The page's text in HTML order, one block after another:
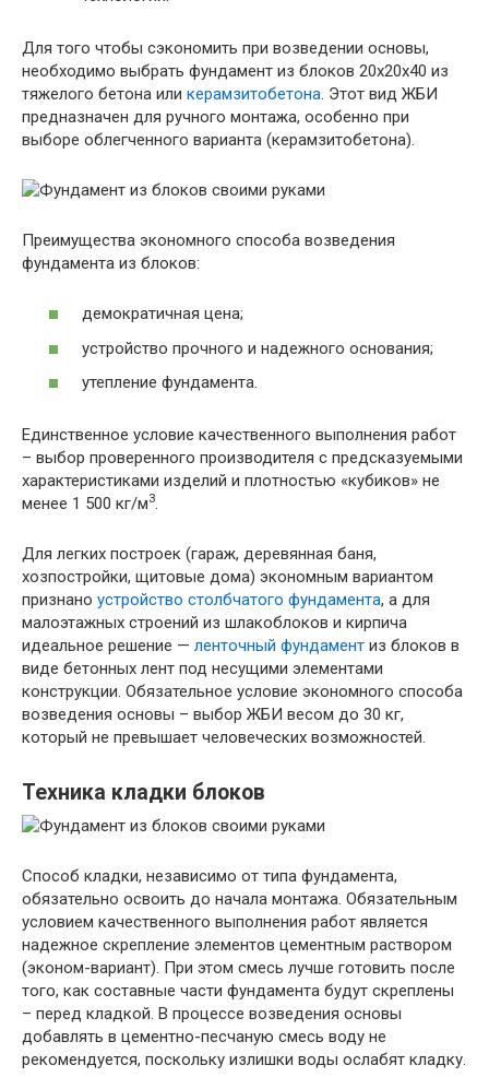
Для того чтобы сэкономить при возведении основы,
необходимо выбрать фундамент из блоков 20х20х40 из
тяжелого бетона или керамзитобетона . Этот вид ЖБИ
предназначен для ручного монтажа, особенно при
выборе облегченного варианта (керамзитобетона).
Преимущества экономного способа возведения
фундамента из блоков:
демократичная цена;
устройство прочного и надежного основания;
утепление фундамента.
Единственное условие качественного выполнения работ
– выбор проверенного производителя с предсказуемыми
характеристиками изделий и плотностью «кубиков» не
менее 1 500 кг/м3.
Для легких построек (гараж, деревянная баня,
хозпостройки, щитовые дома) экономным вариантом
признано устройство столбчатого фундамента, а для
малоэтажных строений из шлакоблоков и кирпича
идеальное решение — ленточный фундамент из блоков в
виде бетонных лент под несущими элементами
конструкции. Обязательное условие экономного способа
возведения основы – выбор ЖБИ весом до 30 кг,
который не превышает человеческих возможностей.
Техника кладки блоков
Способ кладки, независимо от типа фундамента,
обязательно освоить до начала монтажа. Обязательным
условием качественного выполнения работ является
надежное скрепление элементов цементным раствором
(эконом-вариант). При этом смесь лучше готовить после
того, как составные части фундамента будут скреплены
– перед кладкой. В процессе возведения основы
добавлять в цементно-песчаную смесь воду не
рекомендуется, поскольку излишки воды ослабят кладку.